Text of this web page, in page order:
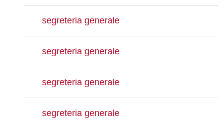
segreteria generale
segreteria generale
segreteria generale
segreteria generale